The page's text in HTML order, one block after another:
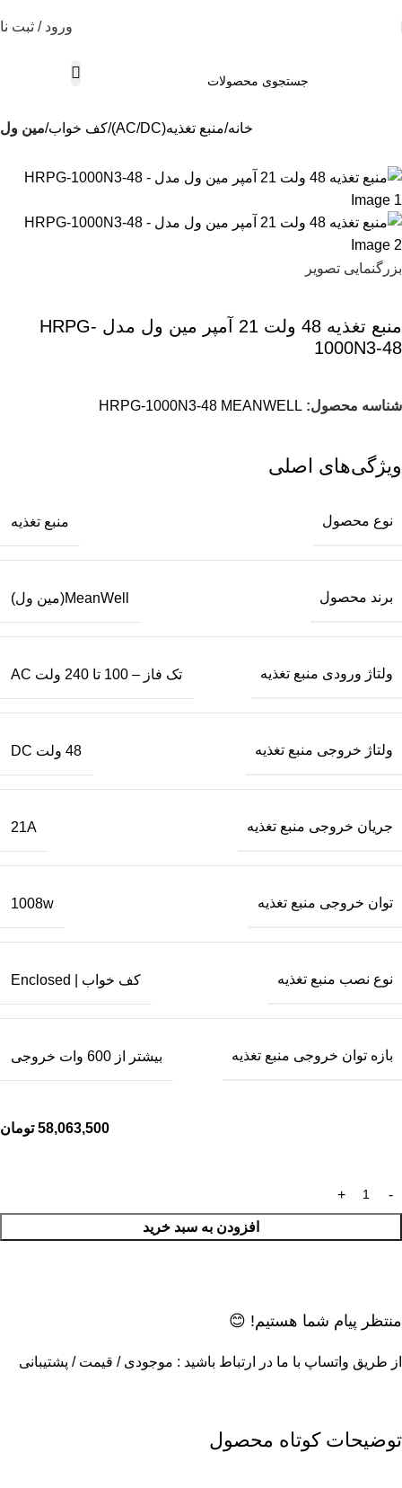
ورود / ثبت
خانه منبع تغذیه(AC/DC) کف خواب مین ول
بزرگنمایی تصویر
منبع تغذیه 48 ولت 21 آمپر مین ول مدل HRPG-
1000N3-48
شناسه محصول: HRPG-1000N3-48 MEANWELL
ویژگی‌های اصلی
نوع محصول منبع تغذیه
برند محصول MeanWell(مین ول)
ولتاژ ورودی منبع تغذیه تک فاز – 100 تا 240 ولت AC
ولتاژ خروجی منبع تغذیه 48 ولت DC
جریان خروجی منبع تغذیه 21A
توان خروجی منبع تغذیه 1008w
نوع نصب منبع تغذیه کف خواب | Enclosed
بازه توان خروجی منبع تغذیه بیشتر از 600 وات خروجی
58,063,500 تومان
افزودن به سبد خرید
منتظر پیام شما هستیم! 😊
از طریق واتساپ با ما در ارتباط باشید : موجودی / قیمت / پشتیبانی
توضیحات کوتاه محصول